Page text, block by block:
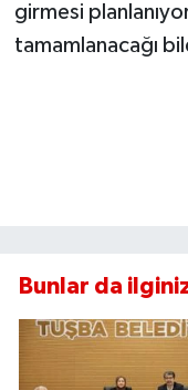
girmesi
tamamlanacağı
Bunlar da